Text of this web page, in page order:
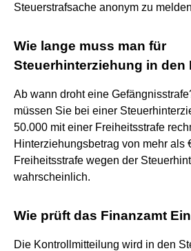
Steuerstrafsache anonym zu
Wie lange muss man für
Steuerhinterziehung in den
Ab wann droht eine
müssen Sie bei einer
50.000 mit einer Freiheitsstrafe
Hinterziehungsbetrag von mehr als
Freiheitsstrafe wegen der
wahrscheinlich.
Wie prüft das Finanzamt
Die Kontrollmitteilung wird in den